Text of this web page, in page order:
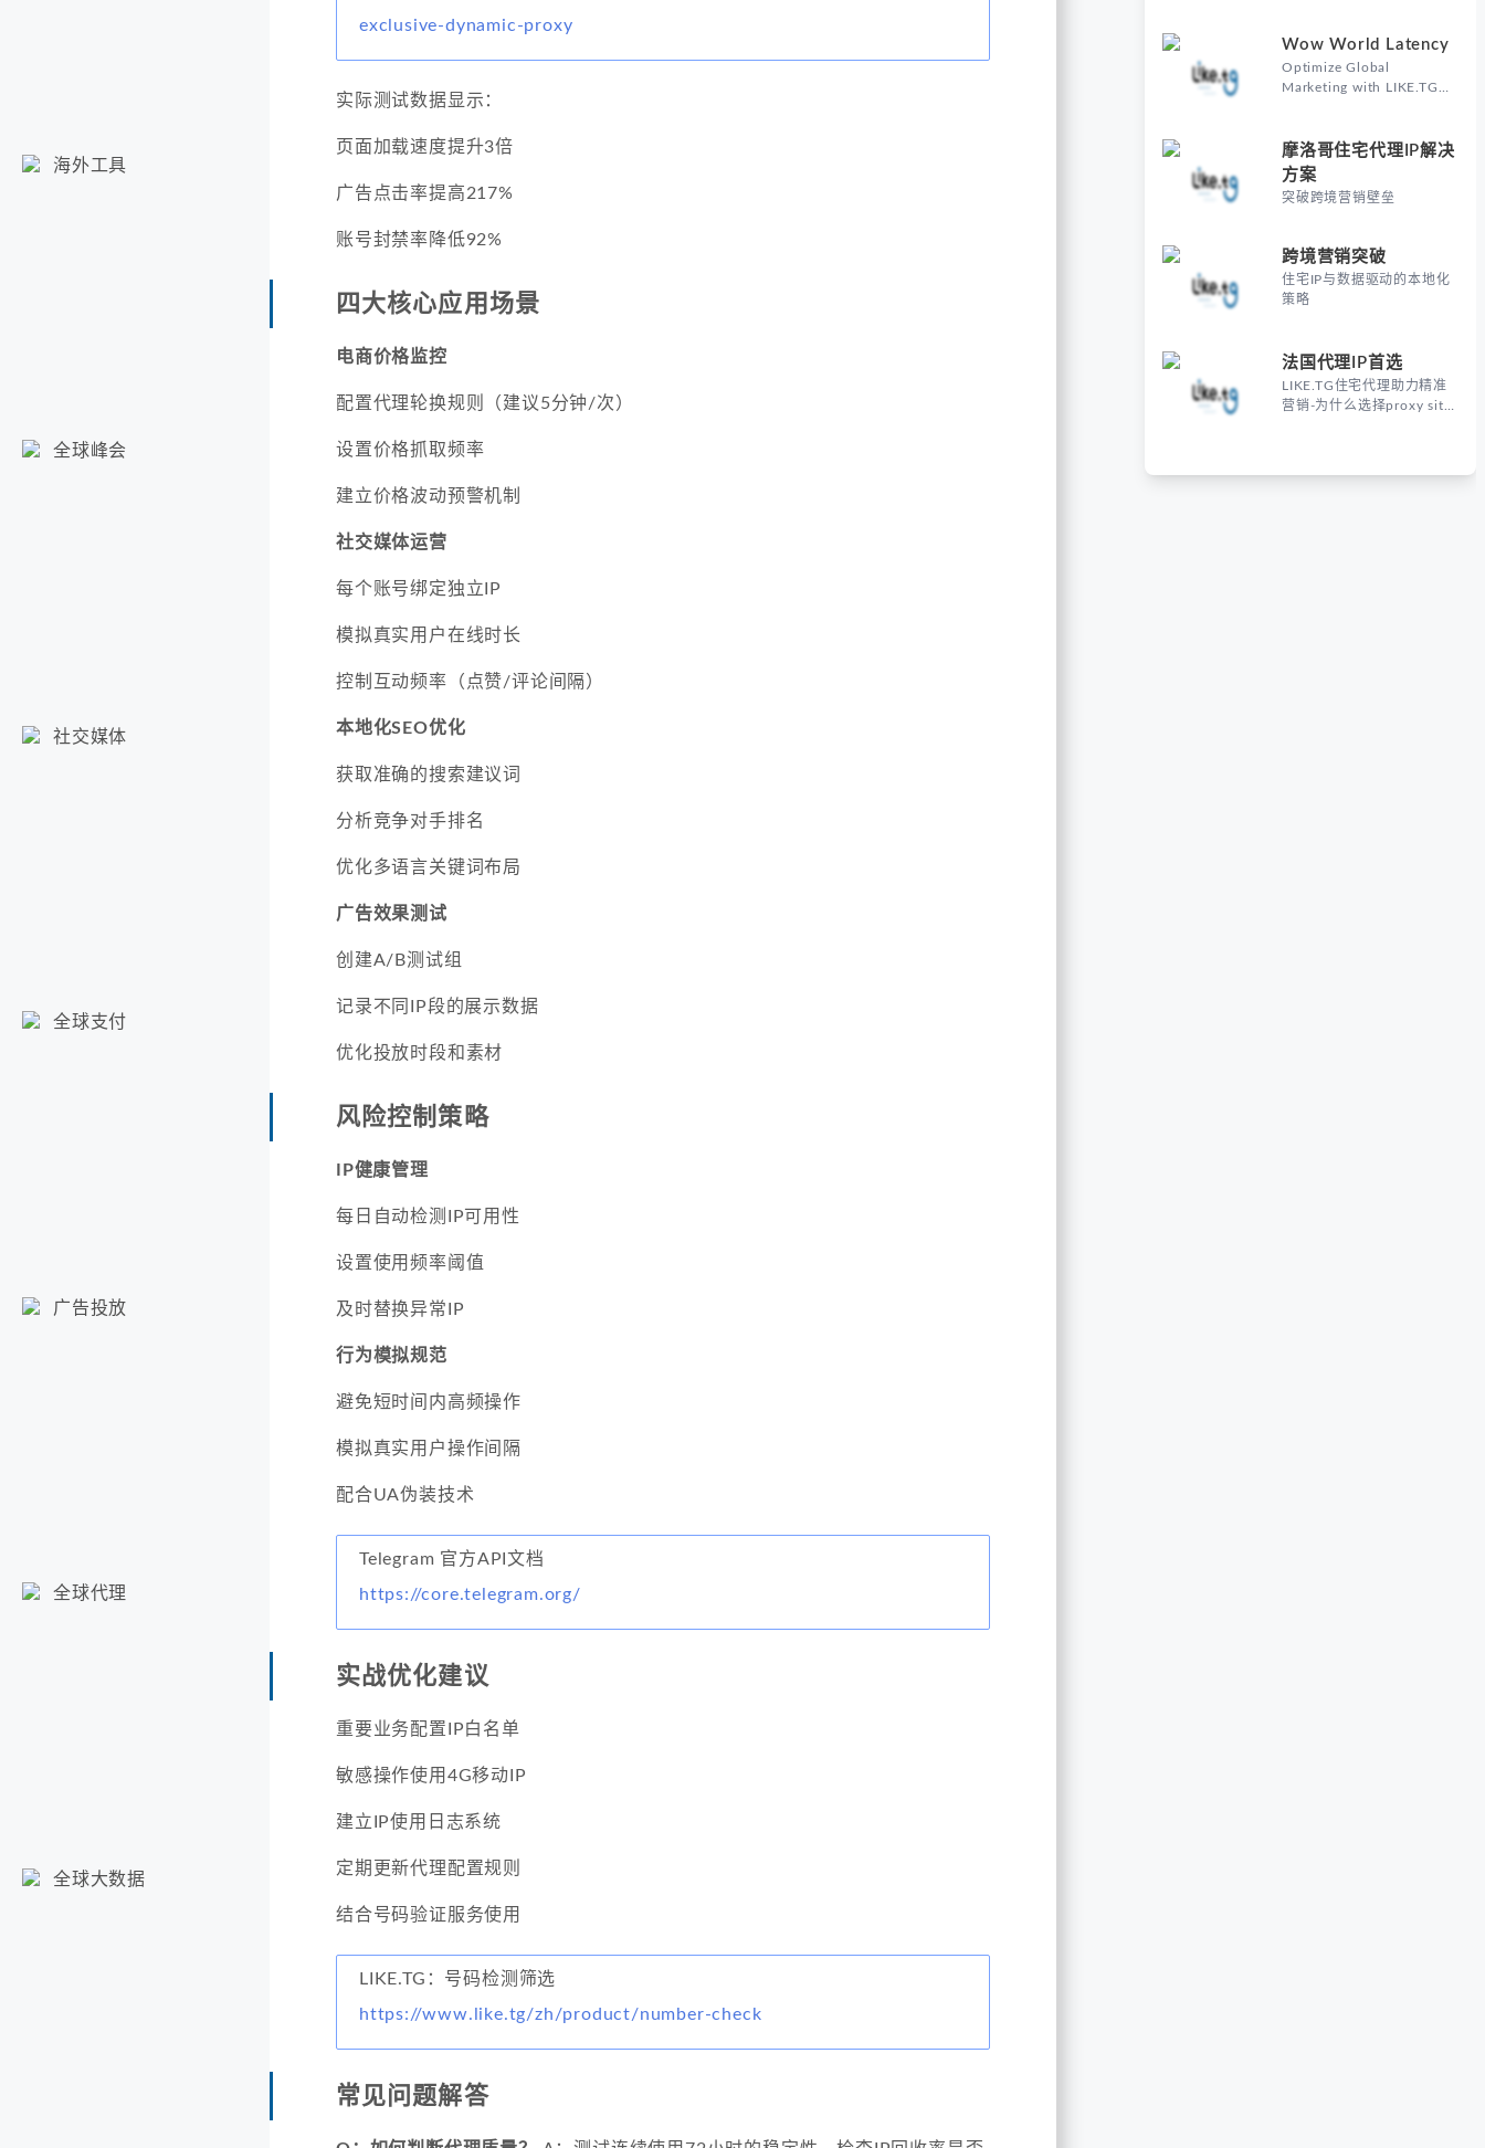
海外工具
全球峰会
社交媒体
全球支付
广告投放
全球代理
全球大数据
exclusive-dynamic-proxy
实际测试数据显示：
页面加载速度提升3倍
广告点击率提高217%
账号封禁率降低92%
四大核心应用场景
电商价格监控
配置代理轮换规则（建议5分钟/次）
设置价格抓取频率
建立价格波动预警机制
社交媒体运营
每个账号绑定独立IP
模拟真实用户在线时长
控制互动频率（点赞/评论间隔）
本地化SEO优化
获取准确的搜索建议词
分析竞争对手排名
优化多语言关键词布局
广告效果测试
创建A/B测试组
记录不同IP段的展示数据
优化投放时段和素材
风险控制策略
IP健康管理
每日自动检测IP可用性
设置使用频率阈值
及时替换异常IP
行为模拟规范
避免短时间内高频操作
模拟真实用户操作间隔
配合UA伪装技术
Telegram 官方API文档
https://core.telegram.org/
实战优化建议
重要业务配置IP白名单
敏感操作使用4G移动IP
建立IP使用日志系统
定期更新代理配置规则
结合号码验证服务使用
LIKE.TG：号码检测筛选
https://www.like.tg/zh/product/number-check
常见问题解答
Solutions Inc的核心价
值
Wow World Latency
Optimize Global
Marketing with LIKE.TG
Marketing
摩洛哥住宅代理IP解决
方案
突破跨境营销壁垒
跨境营销突破
住宅IP与数据驱动的本地化
策略
法国代理IP首选
LIKE.TG住宅代理助力精准
营销-为什么选择proxy site